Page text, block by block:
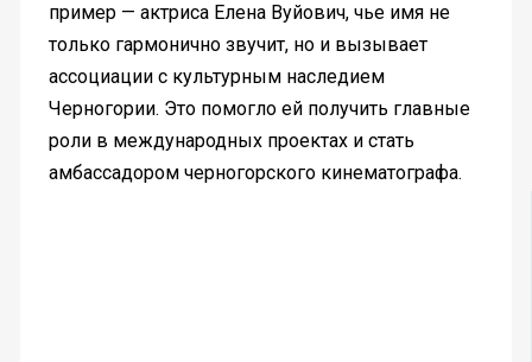
пример — актриса Елена Вуйович, чье имя не
только гармонично звучит, но и вызывает
ассоциации с культурным наследием
Черногории. Это помогло ей получить главные
роли в международных проектах и стать
амбассадором черногорского кинематографа.